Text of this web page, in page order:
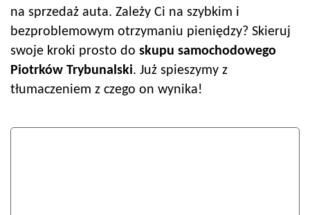
na sprzedaż auta. Zależy Ci na szybkim i
bezproblemowym otrzymaniu pieniędzy? Skieruj
swoje kroki prosto do skupu samochodowego
Piotrków Trybunalski. Już spieszymy z
tłumaczeniem z czego on wynika!